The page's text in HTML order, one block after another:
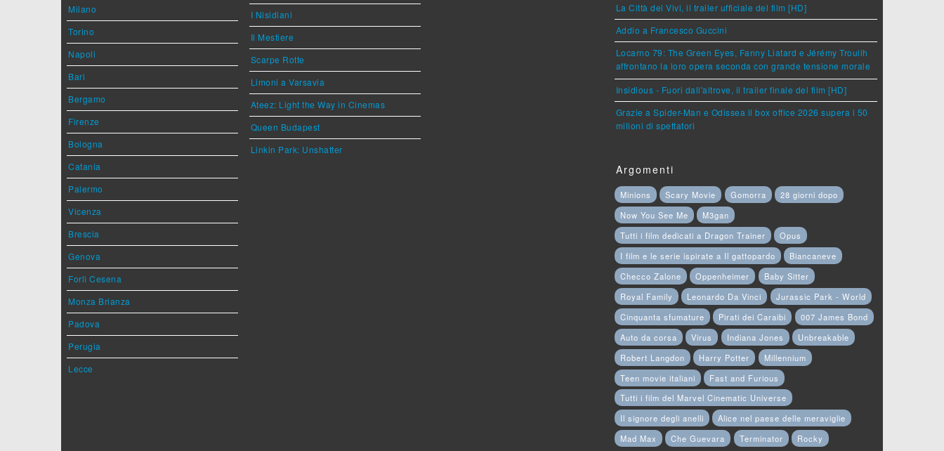
Milano
Torino
Napoli
Bari
Bergamo
Firenze
Bologna
Catania
Palermo
Vicenza
Brescia
Genova
Forlì Cesena
Monza Brianza
Padova
Perugia
Lecce
I Nisidiani
Il Mestiere
Scarpe Rotte
Limoni a Varsavia
Ateez: Light the Way in Cinemas
Queen Budapest
Linkin Park: Unshatter
La Città dei Vivi, il trailer ufficiale del film [HD]
Addio a Francesco Guccini
Locarno 79: The Green Eyes, Fanny Liatard e Jérémy Trouilh
affrontano la loro opera seconda con grande tensione morale
Insidious - Fuori dall'altrove, il trailer finale del film [HD]
Grazie a Spider-Man e Odissea il box office 2026 supera i 50
milioni di spettatori
Argomenti
Minions Scary Movie Gomorra
28 giorni dopo
Now You See Me
M3gan
Tutti i film dedicati a Dragon Trainer
Opus
I film e le serie ispirate a Il gattopardo
Biancaneve
Checco Zalone
Oppenheimer
Baby Sitter
Royal Family
Leonardo Da Vinci
Jurassic Park - World
Cinquanta sfumature
Pirati dei Caraibi
007 James Bond
Auto da corsa
Virus Indiana Jones
Unbreakable
Robert Langdon
Harry Potter
Millennium
Teen movie italiani
Fast and Furious
Tutti i film del Marvel Cinematic Universe
Il signore degli anelli
Alice nel paese delle meraviglie
Mad Max
Che Guevara Terminator Rocky